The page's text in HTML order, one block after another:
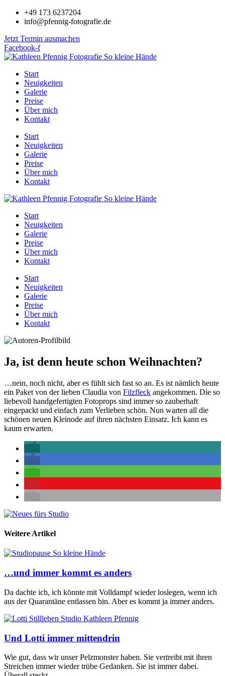
Zum
Inhalt
+49 173 6237204
info@pfennig-fotografie.de
Jetzt Termin ausmachen
Facebook-f
Start
Neuigkeiten
Galerie
Preise
Über mich
Kontakt
Start
Neuigkeiten
Galerie
Preise
Über mich
Kontakt
Start
Neuigkeiten
Galerie
Preise
Über mich
Kontakt
Start
Neuigkeiten
Galerie
Preise
Über mich
Kontakt
Ja, ist denn heute schon Weihnachten?
…nein, noch nicht, aber es fühlt sich fast so an. Es ist nämlich heute
ein Paket von der lieben Claudia von Filzfleck angekommen. Die so
liebevoll handgefertigten Fotoprops sind immer so zauberhaft
eingepackt und einfach zum Verlieben schön. Nun warten all die
schönen neuen Kleinode auf ihren nächsten Einsatz. Ich kann es
kaum erwarten.
Weitere Artikel
…und immer kommt es anders
Da dachte ich, ich könnte mit Volldampf wieder loslegen, wenn ich
aus der Quarantäne entlassen bin. Aber es kommt ja immer anders.
Und Lotti immer mittendrin
Wie gut, dass wir unser Pelzmonster haben. Sie vertreibt mit ihren
Streichen immer wieder trübe Gedanken. Sie ist immer dabei.